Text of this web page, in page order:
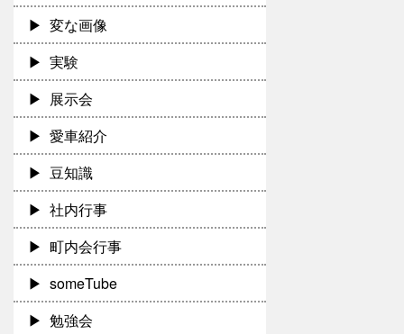
変な画像
実験
展示会
愛車紹介
豆知識
社内行事
町内会行事
someTube
勉強会